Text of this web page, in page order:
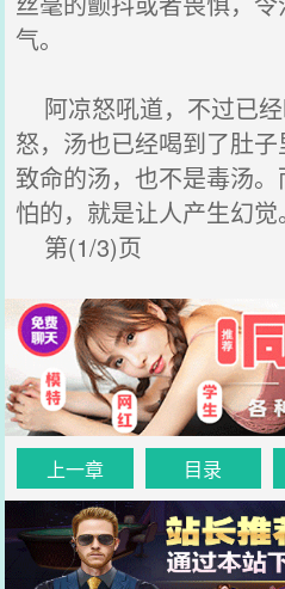
气。
阿凉怒吼道，不过已
怒，汤也已经喝到了肚
致命的汤，也不是毒汤
怕的，就是让人产生幻觉。
第(1/3)页
上一章 目录